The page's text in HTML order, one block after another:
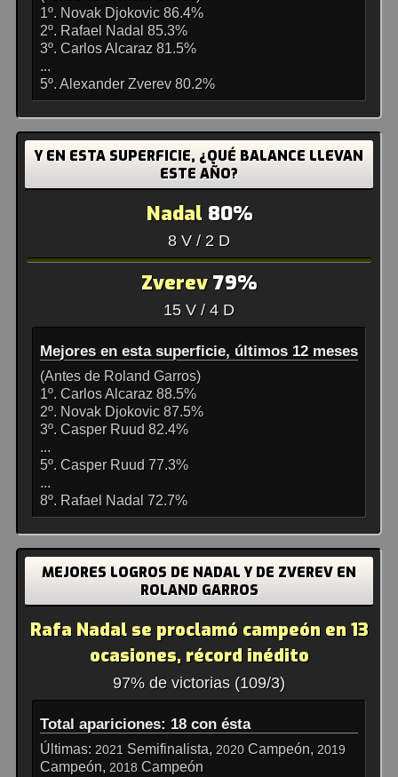
1º. Novak Djokovic 86.4%
2º. Rafael Nadal 85.3%
3º. Carlos Alcaraz 81.5%
...
5º. Alexander Zverev 80.2%
Y EN ESTA SUPERFICIE, ¿QUÉ BALANCE LLEVAN
ESTE AÑO?
Nadal 80%
8 V / 2 D
Zverev79%
15 V / 4 D
Mejores en esta superficie, últimos 12 meses
(Antes de Roland Garros)
1º. Carlos Alcaraz 88.5%
2º. Novak Djokovic 87.5%
3º. Casper Ruud 82.4%
...
5º. Casper Ruud 77.3%
...
8º. Rafael Nadal 72.7%
MEJORES LOGROS DE NADAL Y DE ZVEREV EN
ROLAND GARROS
Rafa Nadal se proclamó campeón en 13
ocasiones, récord inédito
97% de victorias (109/3)
Total apariciones: 18 con ésta
Últimas: 2021 Semifinalista, 2020Campeón, 2019
Campeón, 2018 Campeón